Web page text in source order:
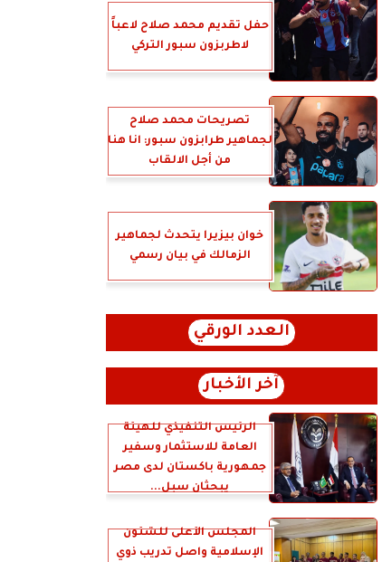
حفل تقديم محمد صلاح لاعباً
لاطربزون سبور التركي
تصريحات محمد صلاح
لجماهير طرابزون سبور: انا هنا
من أجل الالقاب
خوان بيزيرا يتحدث لجماهير
الزمالك في بيان رسمي
العدد الورقي
آخر الأخبار
الرئيس التنفيذي للهيئة
العامة للاستثمار وسفير
جمهورية باكستان لدى مصر
يبحثان سبل...
المجلس الأعلى للشئون
الإسلامية واصل تدريب ذوي